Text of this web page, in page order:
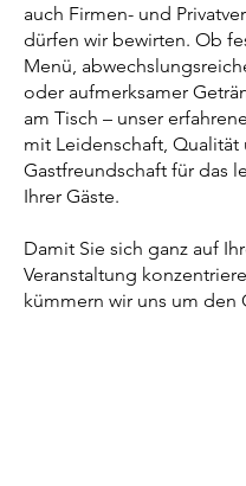
auch Firmen- und
dürfen wir bewirten. Ob
Menü,
oder aufmerksamer
am Tisch – unser
mit Leidenschaft, Qualität
Gastfreundschaft für das
Ihrer Gäste.
Damit Sie sich ganz auf
Veranstaltung
kümmern wir uns um den